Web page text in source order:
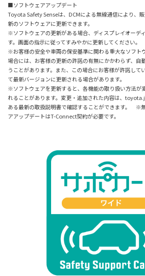
■ソフトウェアアップデート
Toyota Safety Senseは、DCMによる無線通信により、
新のソフトウェアに更新できます。
※ソフトウェアの更新がある場合、ディスプレイオーデ
す。画面の指示に従ってすみやかに更新してください。
※お客様の安全や車両の保安基準に関わる重大なソフト
場合には、お客様の更新の許諾の有無にかかわらず、自
うことがあります。また、この場合にお客様が許諾して
て最新バージョンに更新される場合があります。
※ソフトウェアを更新すると、各機能の取り扱い方法が
れることがあります。変更・追加された内容は、
ある最新の取扱説明書で確認することができます。 ※
アアップデートはT-Connect契約が必要です。